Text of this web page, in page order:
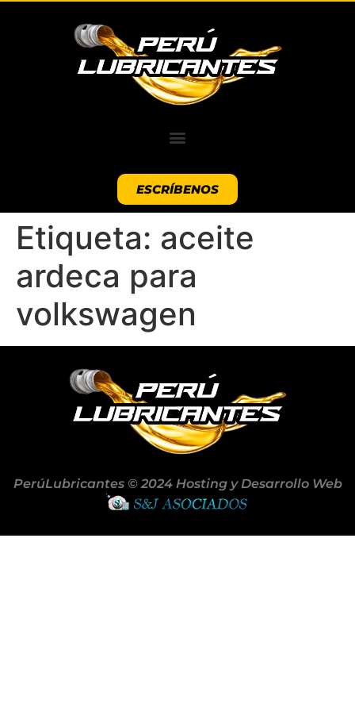
ESCRÍBENOS
Etiqueta: aceite
ardeca para
volkswagen
PerúLubricantes © 2024 Hosting y Desarrollo Web